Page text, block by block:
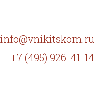
info@vnikitskom.ru
+7 (495) 926-41-14